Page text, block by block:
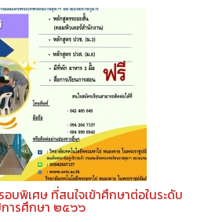
บพิเศษ ที่สนใจเข้าศึกษาต่อในระดับ
การศึกษา ๒๕๖๖